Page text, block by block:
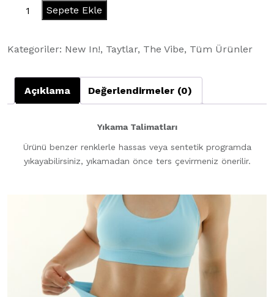
Baddie
adet
Sepete Ekle
Kategoriler: New In!, Taytlar, The Vibe, Tüm Ürünler
Açıklama Değerlendirmeler (0)
Yıkama Talimatları
Ürünü benzer renklerle hassas veya sentetik programda
yıkayabilirsiniz, yıkamadan önce ters çevirmeniz önerilir.